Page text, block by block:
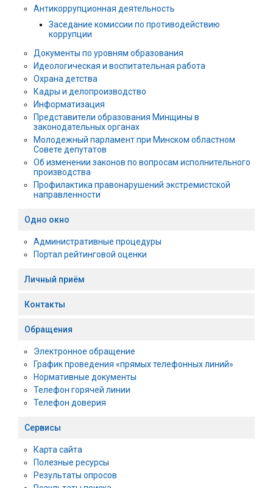
Антикоррупционная деятельность
Заседание комиссии по противодействию
коррупции
Документы по уровням образования
Идеологическая и воспитательная работа
Охрана детства
Кадры и делопроизводство
Информатизация
Представители образования Минщины в
законодательных органах
Молодежный парламент при Минском областном
Совете депутатов
Об изменении законов по вопросам исполнительного
производства
Профилактика правонарушений экстремистской
направленности
Одно окно
Административные процедуры
Портал рейтинговой оценки
Личный приём
Контакты
Обращения
Электронное обращение
График проведения «прямых телефонных линий»
Нормативные документы
Телефон горячей линии
Телефон доверия
Сервисы
Карта сайта
Полезные ресурсы
Результаты опросов